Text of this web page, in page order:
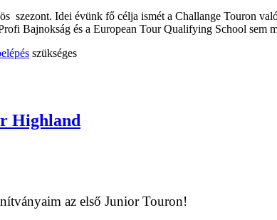
szezont. Idei évünk fő célja ismét a Challange Touron
Bajnokság és a European Tour Qualifying School sem
szükséges
Highland
az első Junior Touron!